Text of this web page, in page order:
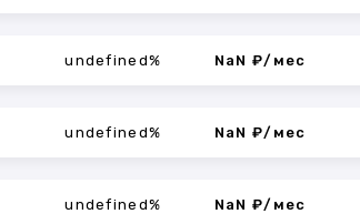
undefined% NaN ₽/мес
undefined% NaN ₽/мес
undefined% NaN ₽/мес